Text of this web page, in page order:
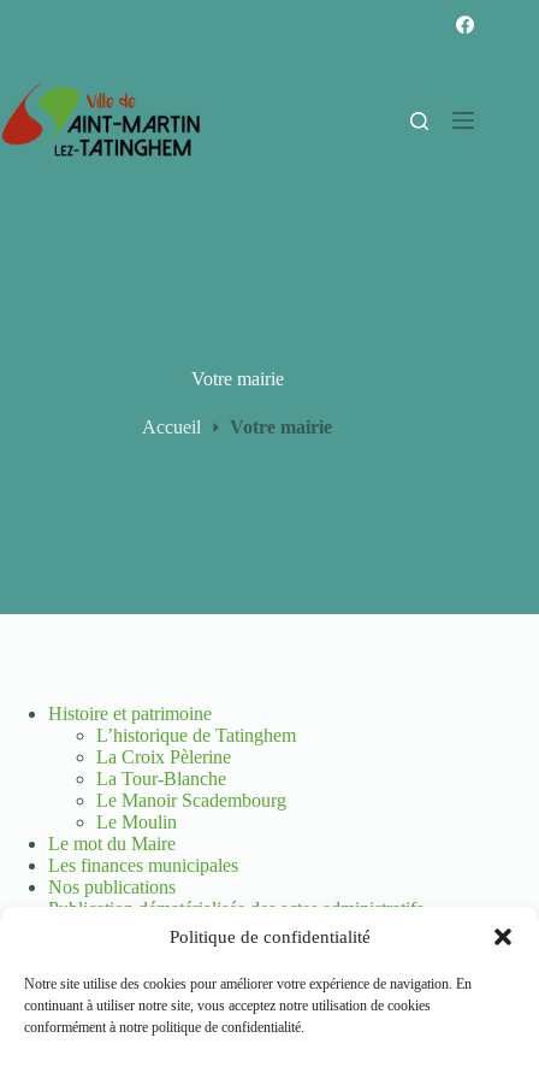
Politique de confidentialité
Notre site utilise des cookies pour améliorer votre expérience de navigation. En
continuant à utiliser notre site, vous acceptez notre utilisation de cookies
conformément à notre politique de confidentialité.
Votre mairie
Accueil Votre mairie
Histoire et patrimoine
L’historique de Tatinghem
La Croix Pèlerine
La Tour-Blanche
Le Manoir Scadembourg
Le Moulin
Le mot du Maire
Les finances municipales
Nos publications
Publication dématérialisée des actes administratifs
Votre ville sur Facebook
Votre équipe municipale
Informations pratiques
Le Conseil Municipal
Les groupes scolaires